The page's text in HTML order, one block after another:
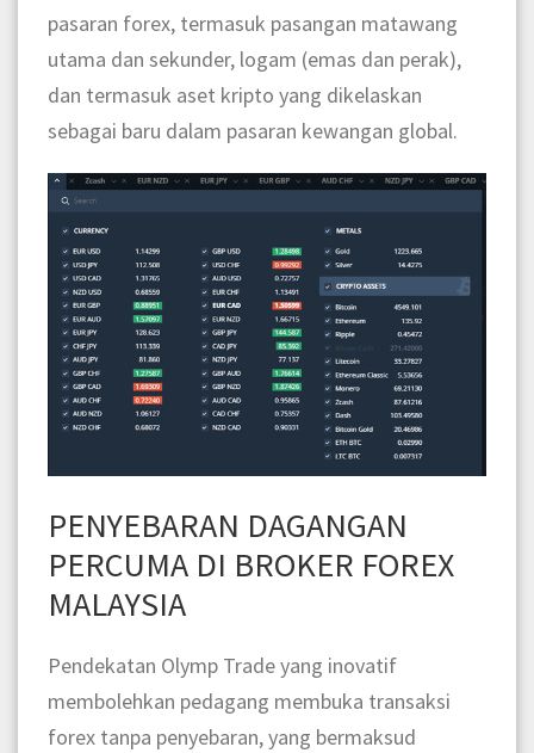
pasaran forex, termasuk pasangan matawang
utama dan sekunder, logam (emas dan perak),
dan termasuk aset kripto yang dikelaskan
sebagai baru dalam pasaran kewangan global.
PENYEBARAN DAGANGAN
PERCUMA DI BROKER FOREX
MALAYSIA
Pendekatan Olymp Tradeyang inovatif
membolehkan pedagang membuka transaksi
forex tanpa penyebaran, yang bermaksud